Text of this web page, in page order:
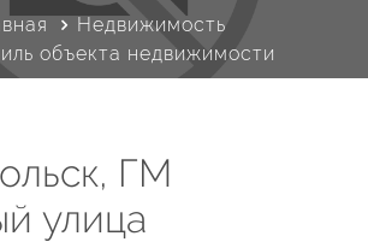
Недвижимость
объекта недвижимости
ГМ
улица